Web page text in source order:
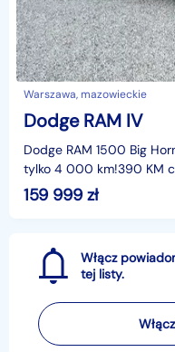
Warszawa, mazowieckie
Dodge RAM IV
Dodge RAM 1500 Big
tylko 4 000 km!390 KM
prosto z Teksasu na
159 999 zł
Włącz
tej listy.